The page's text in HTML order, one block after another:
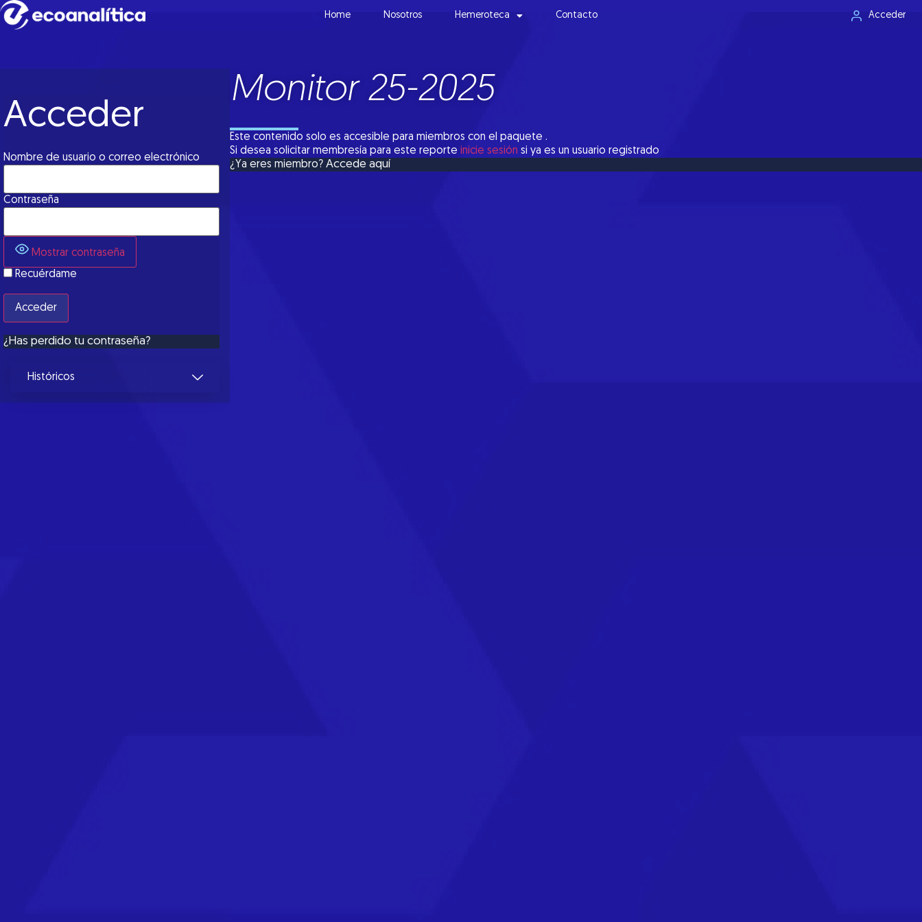
Home Nosotros Hemeroteca Contacto Acceder
Acceder
Nombre de usuario o correo electrónico
Contraseña
Mostrar contraseña
Recuérdame
¿Has perdido tu contraseña?
Históricos
Monitor 25-2025
Este contenido solo es accesible para miembros con el paquete .
Si desea solicitar membresía para este reporteinicie sesión si ya es un usuario registrado
¿Ya eres miembro?Accede aquí